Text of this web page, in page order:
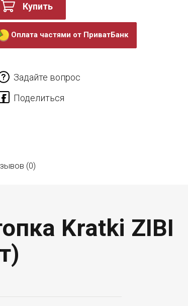
Купить
Оплата частями от ПриватБанк
Задайте вопрос
(0)
Kratki ZIBI